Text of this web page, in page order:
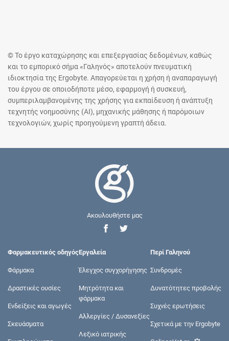
© Το έργο καταχώρησης και επεξεργασίας δεδομένων, καθώς
και το εμπορικό σήμα «Γαληνός» αποτελούν πνευματική
ιδιοκτησία της Ergobyte. Απαγορεύεται η χρήση ή αναπαραγωγή
του έργου σε οποιοδήποτε μέσο, εφαρμογή ή συσκευή,
συμπεριλαμβανομένης της χρήσης για εκπαίδευση ή ανάπτυξη
τεχνητής νοημοσύνης (AI), μηχανικής μάθησης ή παρόμοιων
τεχνολογιών, χωρίς προηγούμενη γραπτή άδεια.
Ακουλουθήστε μας
Φαρμακευτικός οδηγός
Φάρμακα
Δραστικές ουσίες
Ενδείξεις και αγωγές
Σκευάσματα
Εργαλεία
Έλεγχος συγχορήγησης
Μητρότητα και
φάρμακα
Αλλεργίες / Δυσανεξίες
Λεξικό ιατρικής
Περί Γαληνού
Συνδρομές
Δυνατότητες προβολής
Συχνές ερωτήσεις
Σχετικά με την Ergobyte